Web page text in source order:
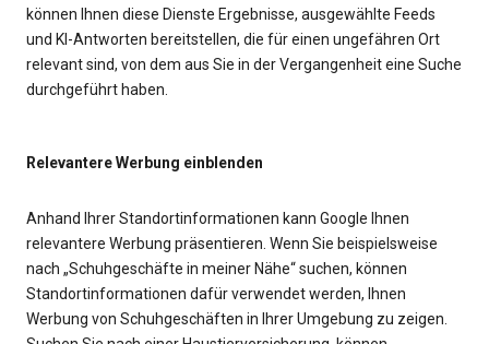
können Ihnen diese Dienste Ergebnisse, ausgewählte Feeds
und KI-Antworten bereitstellen, die für einen ungefähren Ort
relevant sind, von dem aus Sie in der Vergangenheit eine Suche
durchgeführt haben.
Relevantere Werbung einblenden
Anhand Ihrer Standortinformationen kann Google Ihnen
relevantere Werbung präsentieren. Wenn Sie beispielsweise
nach „Schuhgeschäfte in meiner Nähe“ suchen, können
Standortinformationen dafür verwendet werden, Ihnen
Werbung von Schuhgeschäften in Ihrer Umgebung zu zeigen.